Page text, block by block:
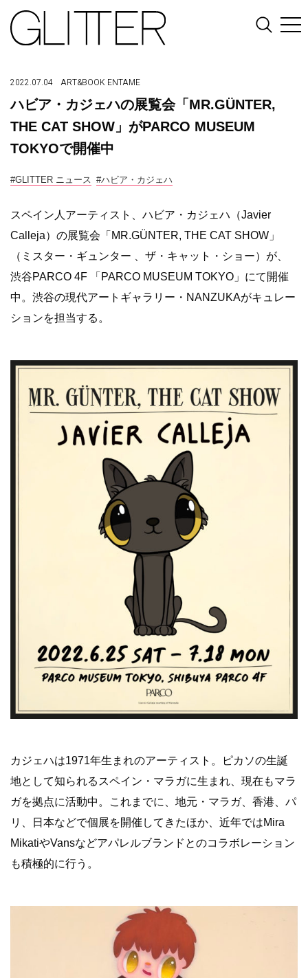
2022.07.04 ART&BOOK ENTAME
ハビア・カジェハの展覧会「MR.GÜNTER,
THE CAT SHOW」がPARCO MUSEUM
TOKYOで開催中
#GLITTER ニュース #ハビア・カジェハ
スペイン人アーティスト、ハビア・カジェハ（Javier
Calleja）の展覧会「MR.GÜNTER, THE CAT SHOW」
（ミスター・ギュンター 、ザ・キャット・ショー）が、
渋谷PARCO 4F 「PARCO MUSEUM TOKYO」にて開催
中。渋谷の現代アートギャラリー・NANZUKAがキュレー
ションを担当する。
カジェハは1971年生まれのアーティスト。ピカソの生誕
地として知られるスペイン・マラガに生まれ、現在もマラ
ガを拠点に活動中。これまでに、地元・マラガ、香港、パ
リ、日本などで個展を開催してきたほか、近年ではMira
MikatiやVansなどアパレルブランドとのコラボレーション
も積極的に行う。